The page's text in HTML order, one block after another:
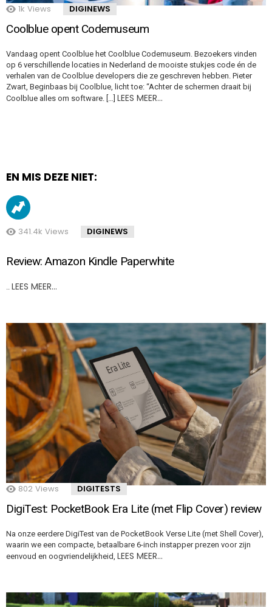
1k Views DIGINEWS
Coolblue opent Codemuseum
Vandaag opent Coolblue het Coolblue Codemuseum. Bezoekers vinden
op 6 verschillende locaties in Nederland de mooiste stukjes code én de
verhalen van de Coolblue developers die ze geschreven hebben. Pieter
Zwart, Beginbaas bij Coolblue, licht toe: “Achter de schermen draait bij
Coolblue alles om software. […] LEES MEER…
EN MIS DEZE NIET:
341.4k Views DIGINEWS
Review: Amazon Kindle Paperwhite
LEES MEER…
802 Views DIGITESTS
DigiTest: PocketBook Era Lite (met Flip Cover) review
Na onze eerdere DigiTest van de PocketBook Verse Lite (met Shell Cover),
waarin we een compacte, betaalbare 6-inch instapper prezen voor zijn
eenvoud en oogvriendelijkheid, LEES MEER…